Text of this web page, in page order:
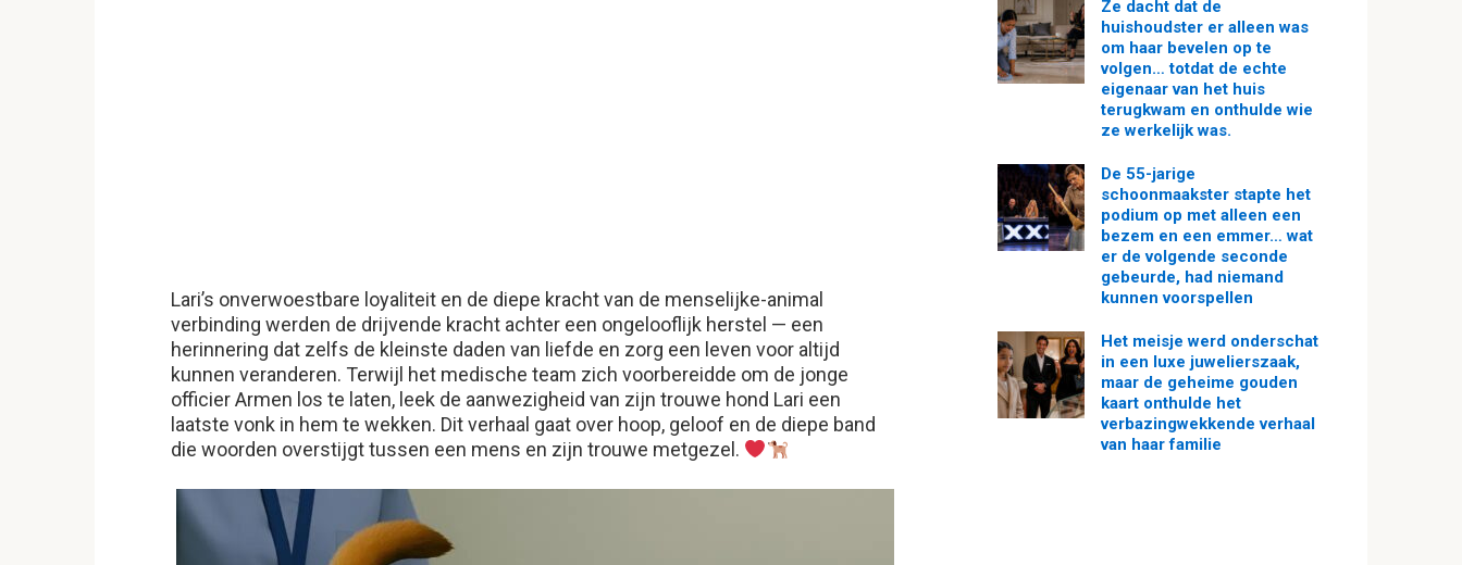
Lari’s onverwoestbare loyaliteit en de diepe kracht van de menselijke-animal
verbinding werden de drijvende kracht achter een ongelooflijk herstel — een
herinnering dat zelfs de kleinste daden van liefde en zorg een leven voor altijd
kunnen veranderen. Terwijl het medische team zich voorbereidde om de jonge
officier Armen los te laten, leek de aanwezigheid van zijn trouwe hond Lari een
laatste vonk in hem te wekken. Dit verhaal gaat over hoop, geloof en de diepe band
die woorden overstijgt tussen een mens en zijn trouwe metgezel.
Ze dacht dat de
huishoudster er alleen was
om haar bevelen op te
volgen… totdat de echte
eigenaar van het huis
terugkwam en onthulde wie
ze werkelijk was.
De 55-jarige
schoonmaakster stapte het
podium op met alleen een
bezem en een emmer… wat
er de volgende seconde
gebeurde, had niemand
kunnen voorspellen
Het meisje werd onderschat
in een luxe juwelierszaak,
maar de geheime gouden
kaart onthulde het
verbazingwekkende verhaal
van haar familie